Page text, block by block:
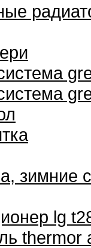
зимние
lg
thermor